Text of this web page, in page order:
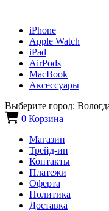
iPhone
Apple Watch
iPad
AirPods
MacBook
Аксессуары
Выберите город:
0 Корзина
Магазин
Трейд-ин
Контакты
Платежи
Оферта
Политика
Доставка